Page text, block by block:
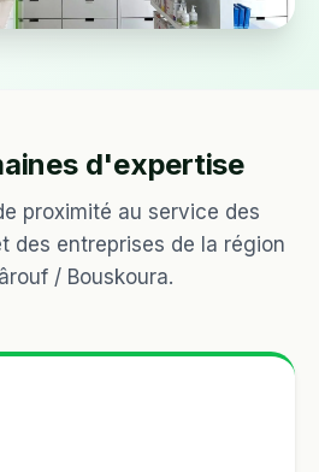
d'expertise
proximité au service des
des entreprises de la région
/ Bouskoura.